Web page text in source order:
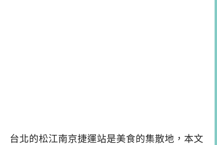
台北的松江南京捷運站是美食的集散地，本文